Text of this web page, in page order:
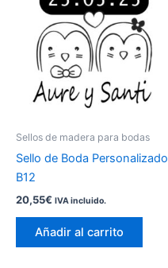
Sellos de madera para bodas
Sello de Boda Personalizado
B12
20,55€ IVA incluido.
Añadir al carrito